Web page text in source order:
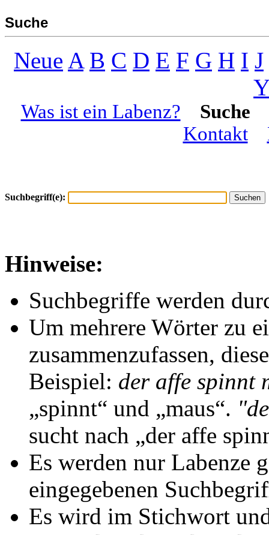
Suche
Neue A B C D E F G H I J
Y
Was ist ein Labenz?
Suche
Kontakt
Suchbegriff(e):
Hinweise:
Suchbegriffe werden
Um mehrere Wörter zu
zusammenzufassen,
Beispiel: der affe spinnt
„spinnt“ und „maus“.
sucht nach „der affe
Es werden nur Labenze
eingegebenen
Es wird im Stichwort